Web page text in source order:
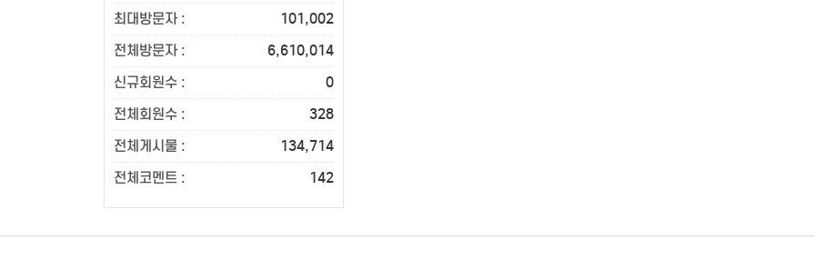
최대방문자 :
101,002
전체방문자 :
6,610,014
신규회원수 :
0
전체회원수 :
328
전체게시물 :
134,714
전체코멘트 :
142